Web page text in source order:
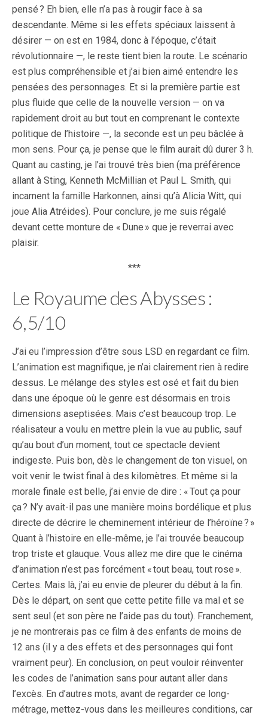
pensé ? Eh bien, elle n’a pas à rougir face à sa
descendante. Même si les effets spéciaux laissent à
désirer — on est en 1984, donc à l’époque, c’était
révolutionnaire —, le reste tient bien la route. Le scénario
est plus compréhensible et j’ai bien aimé entendre les
pensées des personnages. Et si la première partie est
plus fluide que celle de la nouvelle version — on va
rapidement droit au but tout en comprenant le contexte
politique de l’histoire —, la seconde est un peu bâclée à
mon sens. Pour ça, je pense que le film aurait dû durer 3 h.
Quant au casting, je l’ai trouvé très bien (ma préférence
allant à Sting, Kenneth McMillian et Paul L. Smith, qui
incarnent la famille Harkonnen, ainsi qu’à Alicia Witt, qui
joue Alia Atréides). Pour conclure, je me suis régalé
devant cette monture de « Dune » que je reverrai avec
plaisir.
***
Le Royaume des Abysses :
6,5/10
J’ai eu l’impression d’être sous LSD en regardant ce film.
L’animation est magnifique, je n’ai clairement rien à redire
dessus. Le mélange des styles est osé et fait du bien
dans une époque où le genre est désormais en trois
dimensions aseptisées. Mais c’est beaucoup trop. Le
réalisateur a voulu en mettre plein la vue au public, sauf
qu’au bout d’un moment, tout ce spectacle devient
indigeste. Puis bon, dès le changement de ton visuel, on
voit venir le twist final à des kilomètres. Et même si la
morale finale est belle, j’ai envie de dire : « Tout ça pour
ça ? N’y avait-il pas une manière moins bordélique et plus
directe de décrire le cheminement intérieur de l’héroïne ? »
Quant à l’histoire en elle-même, je l’ai trouvée beaucoup
trop triste et glauque. Vous allez me dire que le cinéma
d’animation n’est pas forcément « tout beau, tout rose ».
Certes. Mais là, j’ai eu envie de pleurer du début à la fin.
Dès le départ, on sent que cette petite fille va mal et se
sent seul (et son père ne l’aide pas du tout). Franchement,
je ne montrerais pas ce film à des enfants de moins de
12 ans (il y a des effets et des personnages qui font
vraiment peur). En conclusion, on peut vouloir réinventer
les codes de l’animation sans pour autant aller dans
l’excès. En d’autres mots, avant de regarder ce long-
métrage, mettez-vous dans les meilleures conditions, car